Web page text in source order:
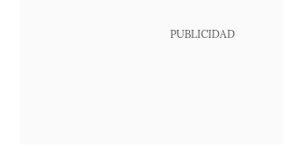
PUBLICIDAD